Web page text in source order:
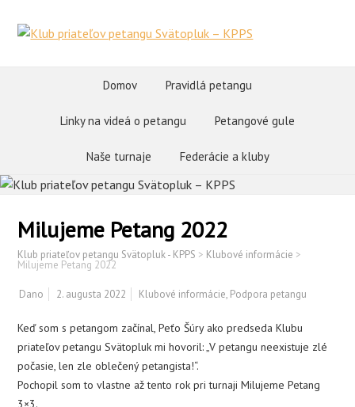
Domov Pravidlá petangu
Linky na videá o petangu Petangové gule
Naše turnaje Federácie a kluby
Milujeme Petang 2022
Klub priateľov petangu Svätopluk - KPPS > Klubové informácie >
Milujeme Petang 2022
Dano 2. augusta 2022 Klubové informácie, Podpora petangu
Keď som s petangom začínal, Peťo Šúry ako predseda Klubu
priateľov petangu Svätopluk mi hovoril: „V petangu neexistuje zlé
počasie, len zle oblečený petangista!“.
Pochopil som to vlastne až tento rok pri turnaji Milujeme Petang
3×3.